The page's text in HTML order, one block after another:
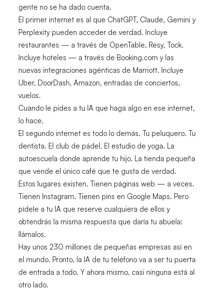
gente no se ha dado cuenta.
El primer internet es al que ChatGPT, Claude, Gemini y
Perplexity pueden acceder de verdad. Incluye
restaurantes — a través de OpenTable, Resy, Tock.
Incluye hoteles — a través de Booking.com y las
nuevas integraciones agénticas de Marriott. Incluye
Uber, DoorDash, Amazon, entradas de conciertos,
vuelos.
Cuando le pides a tu IA que haga algo en ese internet,
lo hace.
El segundo internet es todo lo demás. Tu peluquero. Tu
dentista. El club de pádel. El estudio de yoga. La
autoescuela donde aprende tu hijo. La tienda pequeña
que vende el único café que te gusta de verdad.
Estos lugares existen. Tienen páginas web — a veces.
Tienen Instagram. Tienen pins en Google Maps. Pero
pídele a tu IA que reserve cualquiera de ellos y
obtendrás la misma respuesta que daría tu abuela:
llámalos.
Hay unos 230 millones de pequeñas empresas así en
el mundo. Pronto, la IA de tu teléfono va a ser tu puerta
de entrada a todo. Y ahora mismo, casi ninguna está al
otro lado.